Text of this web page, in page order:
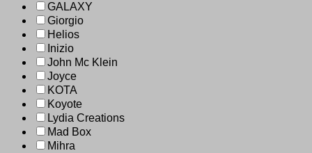
GALAXY
Giorgio
Helios
Inizio
John Mc Klein
Joyce
KOTA
Koyote
Lydia Creations
Mad Box
Mihra